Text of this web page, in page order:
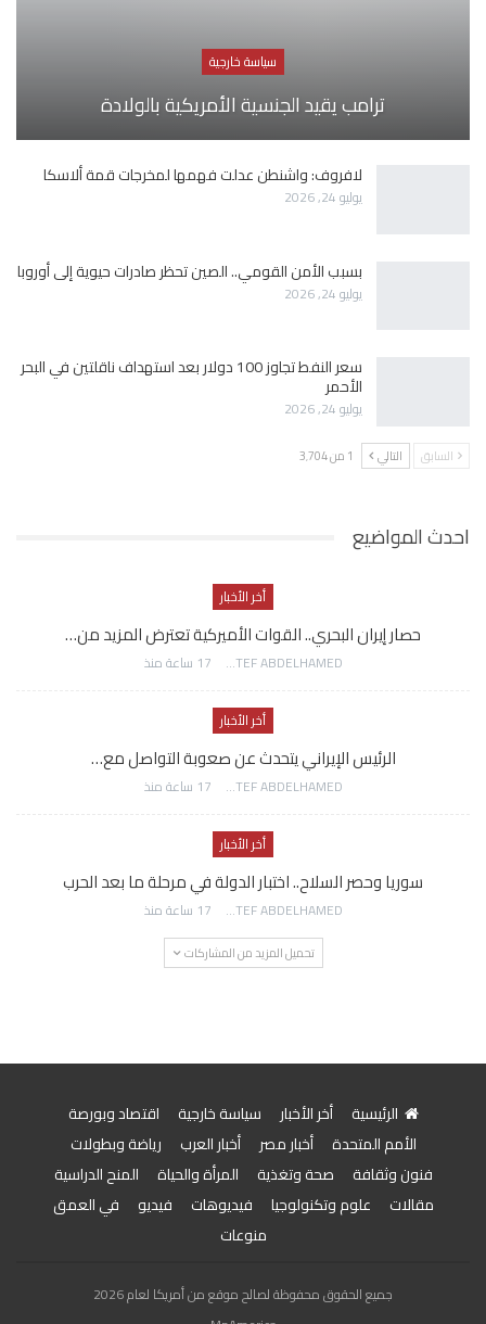
سياسة خارجية
ترامب يقيد الجنسية الأمريكية بالولادة
لافروف: واشنطن عدلت فهمها لمخرجات قمة ألاسكا
يوليو 24, 2026
بسبب الأمن القومي.. الصين تحظر صادرات حيوية إلى أوروبا
يوليو 24, 2026
سعر النفط تجاوز 100 دولار بعد استهداف ناقلتين في البحر
الأحمر
يوليو 24, 2026
السابق التالي 1 من 3٬704
احدث المواضيع
أخر الأخبار
حصار إيران البحري.. القوات الأميركية تعترض المزيد من…
AWATEF ABDELHAMED 17 ساعة منذ
أخر الأخبار
الرئيس الإيراني يتحدث عن صعوبة التواصل مع…
AWATEF ABDELHAMED 17 ساعة منذ
أخر الأخبار
سوريا وحصر السلاح.. اختبار الدولة في مرحلة ما بعد الحرب
AWATEF ABDELHAMED 17 ساعة منذ
تحميل المزيد من المشاركات
الرئيسية أخر الأخبار سياسة خارجية
اقتصاد وبورصة
الأمم المتحدة
أخبار مصر أخبار العرب
رياضة وبطولات
فنون وثقافة
صحة وتغذية المرأة والحياة
المنح الدراسية
مقالات
علوم وتكنولوجيا فيديوهات فيديو
في العمق
منوعات
جميع الحقوق محفوظة لصالح موقع من أمريكا لعام 2026